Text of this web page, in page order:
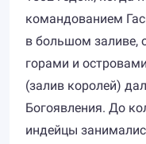
командованием
в большом заливе,
горами и
(залив королей)
Богоявления. До
индейцы